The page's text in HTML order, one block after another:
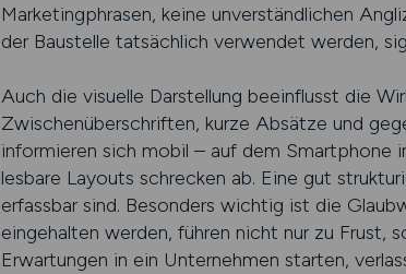
Marketingphrasen, keine unverständlichen
der Baustelle tatsächlich verwendet werden,
Auch die visuelle Darstellung beeinflusst die
Zwischenüberschriften, kurze Absätze und
informieren sich mobil – auf dem Smartphone
lesbare Layouts schrecken ab. Eine gut
erfassbar sind. Besonders wichtig ist die
eingehalten werden, führen nicht nur zu Frust,
Erwartungen in ein Unternehmen starten,